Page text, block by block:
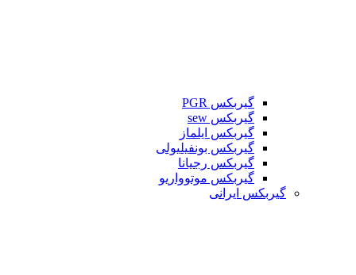
گیربکس PGR
گیربکس sew
گیربکس ایلماز
گیربکس بونفیلیولی
گیربکس رجیانا
گیربکس موتوواریو
گیربکس ایرانی